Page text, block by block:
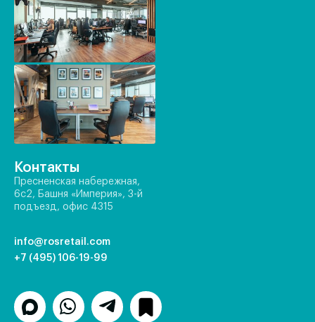
Контакты
Пресненская набережная,
6с2, Башня «Империя», 3-й
подъезд, офис 4315
info@rosretail.com
+7 (495) 106-19-99